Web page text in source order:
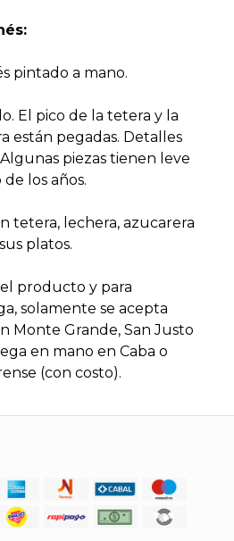
pintado a mano.
El pico de la tetera y la
están pegadas. Detalles
piezas tienen leve
los años.
tetera, lechera, azucarera
platos.
producto y para
solamente se acepta
Monte Grande, San Justo
en mano en Caba o
(con costo).